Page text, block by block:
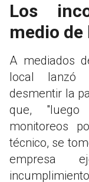
Los
medio de
A mediados
local lanzó
desmentir la
que,
monitoreos
técnico, se
empresa